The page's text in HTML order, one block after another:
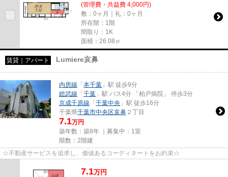
(管理費・共益費 4,000円)
敷：0ヶ月｜礼：0ヶ月
所在階：1階
間取り：1K
面積：26.08㎡
賃貸｜アパート Lumiere亥鼻
内房線 「本千葉 」駅 徒歩9分
総武線 「千葉 」駅 バス4分 「柏戸病院」 停歩3分
京成千原線 「千葉中央 」駅 徒歩16分
千葉県千葉市中央区亥鼻 ２丁目
7.1万円
築年数：築8年 ｜募集中： 1室
階数：2階建
☆不動産サービスを追求し、価値あるコーディネートをお約束☆
7.1万円